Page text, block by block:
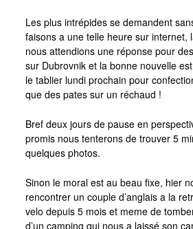
Photos Macedoine
Photo Bolivie
Photos Portugal
Photos France
Photos France
Photos Italie
Photos Croatie
Photos Montenegro
Les plus intrépides se demandent
faisons a une telle heure sur internet,
nous attendions une réponse pour
sur Dubrovnik et la bonne nouvelle
le tablier lundi prochain pour
que des pates sur un réchaud !
Bref deux jours de pause en
promis nous tenterons de trouver 5
quelques photos.
Sinon le moral est au beau fixe, hier
rencontrer un couple d’anglais a la
velo depuis 5 mois et meme de
d’un camping qui nous a laissé son